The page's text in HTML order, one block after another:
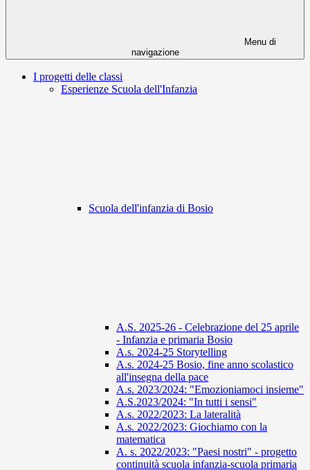
Menu di
navigazione
I progetti delle classi
Esperienze Scuola dell'Infanzia
Scuola dell'infanzia di Bosio
A.S. 2025-26 - Celebrazione del 25 aprile
- Infanzia e primaria Bosio
A.s. 2024-25 Storytelling
A.s. 2024-25 Bosio, fine anno scolastico
all'insegna della pace
A.s. 2023/2024: "Emozioniamoci insieme"
A.S.2023/2024: "In tutti i sensi"
A.s. 2022/2023: La lateralità
A.s. 2022/2023: Giochiamo con la
matematica
A. s. 2022/2023: "Paesi nostri" - progetto
continuità scuola infanzia-scuola primaria